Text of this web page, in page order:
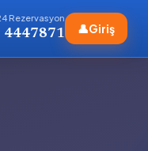
Rezervasyon
4447871 👤Giriş